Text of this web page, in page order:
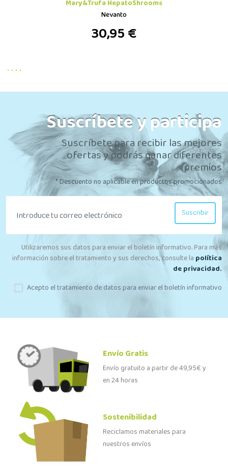
Mary&Trufa HepatoShrooms
Nevanto
30,95 €
Suscríbete y participa
Suscríbete para recibir las mejores
ofertas y podrás ganar diferentes
premios
* Descuento no aplicable en productos promocionados
Suscribir
Utilizaremos sus datos para enviar el boletín informativo. Para más
información sobre el tratamiento y sus derechos, consulte la política
de privacidad.
Acepto el tratamiento de datos para enviar el boletín informativo
Envío Gratis
Envío gratuito a partir de 49,95€ y
en 24 horas
Sostenibilidad
Reciclamos materiales para
nuestros envíos